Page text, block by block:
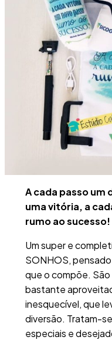
A cada passo um
uma vitória, a
rumo ao sucesso!
Um super e
SONHOS,
que o compõe.
bastante
inesquecível, que
diversão. Tratam-
especiais e